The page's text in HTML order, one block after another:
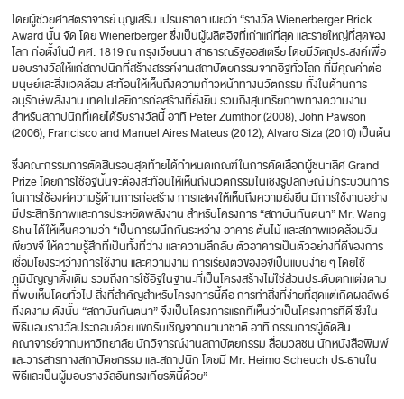
โดยผู้ช่วยศาสตราจารย์ บุญเสริม เปรมธาดา เผยว่า “รางวัล Wienerberger Brick
Award นั้น จัด โดย Wienerberger ซึ่งเป็นผู้ผลิตอิฐที่เก่าแก่ที่สุด และรายใหญ่ที่สุดของ
โลก ก่อตั้งในปี คศ. 1819 ณ กรุงเวียนนา สาธารณรัฐออสเตรีย โดยมีวัตถุประสงค์เพื่อ
มอบรางวัลให้แก่สถาปนิกที่สร้างสรรค์งานสถาปัตยกรรมจากอิฐทั่วโลก ที่มีคุณค่าต่อ
มนุษย์และสิ่งแวดล้อม สะท้อนให้เห็นถึงความก้าวหน้าทางนวัตกรรม ทั้งในด้านการ
อนุรักษ์พลังงาน เทคโนโลยีการก่อสร้างที่ยั่งยืน รวมถึงสุนทรียภาพทางความงาม
สำหรับสถาปนิกที่เคยได้รับรางวัลนี้ อาทิ Peter Zumthor (2008), John Pawson
(2006), Francisco and Manuel Aires Mateus (2012), Alvaro Siza (2010) เป็นต้น
ซึ่งคณะกรรมการตัดสินรอบสุดท้ายได้กำหนดเกณฑ์ในการคัดเลือกผู้ชนะเลิศ Grand
Prize โดยการใช้อิฐนั้นจะต้องสะท้อนให้เห็นถึงนวัตกรรมในเชิงรูปลักษณ์ มีกระบวนการ
ในการใช้องค์ความรู้ด้านการก่อสร้าง การแสดงให้เห็นถึงความยั่งยืน มีการใช้งานอย่าง
มีประสิทธิภาพและการประหยัดพลังงาน สำหรับโครงการ “สถาบันกันตนา” Mr. Wang
Shu ได้ให้เห็นความว่า “เป็นการผนึกกันระหว่าง อาคาร ต้นไม้ และสภาพแวดล้อมอัน
เขียวขจี ให้ความรู้สึกที่เป็นทั้งที่ว่าง และความลึกลับ ตัวอาคารเป็นตัวอย่างที่ดีของการ
เชื่อมโยงระหว่างการใช้งาน และความงาม การเรียงตัวของอิฐเป็นแบบง่าย ๆ โดยใช้
ภูมิปัญญาดั้งเดิม รวมถึงการใช้อิฐในฐานะที่เป็นโครงสร้างไม่ใช่ส่วนประดับตกแต่งตาม
ที่พบเห็นโดยทั่วไป สิ่งที่สำคัญสำหรับโครงการนี้คือ การทำสิ่งที่ง่ายที่สุดแต่เกิดผลลัพธ์
ที่งดงาม ดังนั้น “สถาบันกันตนา” จึงเป็นโครงการแรกที่เห็นว่าเป็นโครงการที่ดี ซึ่งใน
พิธีมอบรางวัลประกอบด้วย แขกรับเชิญจากนานาชาติ อาทิ กรรมการผู้ตัดสิน
คณาจารย์จากมหาวิทยาลัย นักวิจารณ์งานสถาปัตยกรรม สื่อมวลชน นักหนังสือพิมพ์
และวารสารทางสถาปัตยกรรม และสถาปนิก โดยมี Mr. Heimo Scheuch ประธานใน
พิธีและเป็นผู้มอบรางวัลอันทรงเกียรตินี้ด้วย”